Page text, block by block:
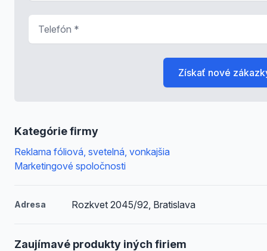
Kategórie firmy
Reklama fóliová, svetelná, vonkajšia
Marketingové spoločnosti
Adresa Rozkvet 2045/92, Bratislava
Zaujímavé produkty iných firiem
Získať nové